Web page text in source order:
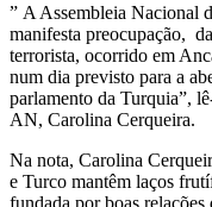
” A Assembleia Nacional
manifesta preocupação,
terrorista, ocorrido em
num dia previsto para a
parlamento da Turquia”,
AN, Carolina Cerqueira.
Na nota, Carolina
e Turco mantêm laços
fundada por boas